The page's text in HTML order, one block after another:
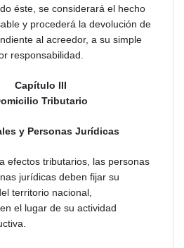
éste, se considerará el hecho
y procederá la devolución de
al acreedor, a su simple
responsabilidad.
Capítulo III
Tributario
y Personas Jurídicas
efectos tributarios, las personas
jurídicas deben fijar su
territorio nacional,
el lugar de su actividad